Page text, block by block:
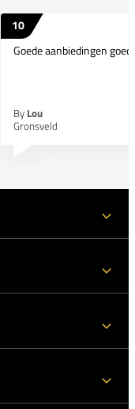
10
Goede aanbiedingen
By Lou
Gronsveld